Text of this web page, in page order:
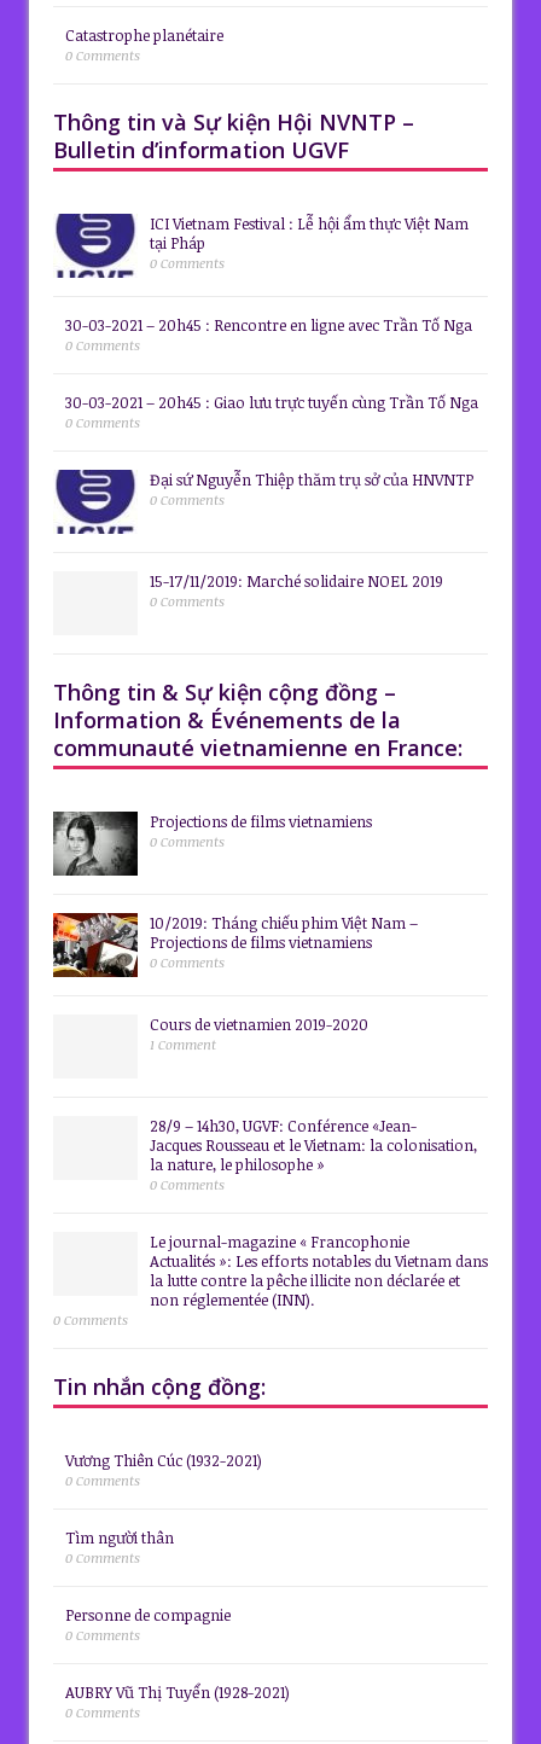
Catastrophe planétaire
0 Comments
Thông tin và Sự kiện Hội NVNTP –
Bulletin d’information UGVF
ICI Vietnam Festival : Lễ hội ẩm thực Việt Nam
tại Pháp
0 Comments
30-03-2021 – 20h45 : Rencontre en ligne avec Trần Tố Nga
0 Comments
30-03-2021 – 20h45 : Giao lưu trực tuyến cùng Trần Tố Nga
0 Comments
Đại sứ Nguyễn Thiệp thăm trụ sở của HNVNTP
0 Comments
15-17/11/2019: Marché solidaire NOEL 2019
0 Comments
Thông tin & Sự kiện cộng đồng –
Information & Événements de la
communauté vietnamienne en France:
Projections de films vietnamiens
0 Comments
10/2019: Tháng chiếu phim Việt Nam –
Projections de films vietnamiens
0 Comments
Cours de vietnamien 2019-2020
1 Comment
28/9 – 14h30, UGVF: Conférence «Jean-
Jacques Rousseau et le Vietnam: la colonisation,
la nature, le philosophe »
0 Comments
Le journal-magazine « Francophonie
Actualités »: Les efforts notables du Vietnam dans
la lutte contre la pêche illicite non déclarée et
non réglementée (INN).
0 Comments
Tin nhắn cộng đồng:
Vương Thiên Cúc (1932-2021)
0 Comments
Tìm người thân
0 Comments
Personne de compagnie
0 Comments
AUBRY Vũ Thị Tuyển (1928-2021)
0 Comments